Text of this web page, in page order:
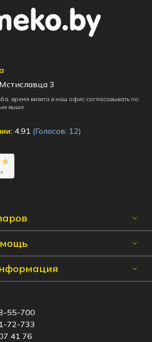
3
время визита в наш офис согласовывать по
выше
4.91 (Голосов: 12)
55-700
72-733
41 76